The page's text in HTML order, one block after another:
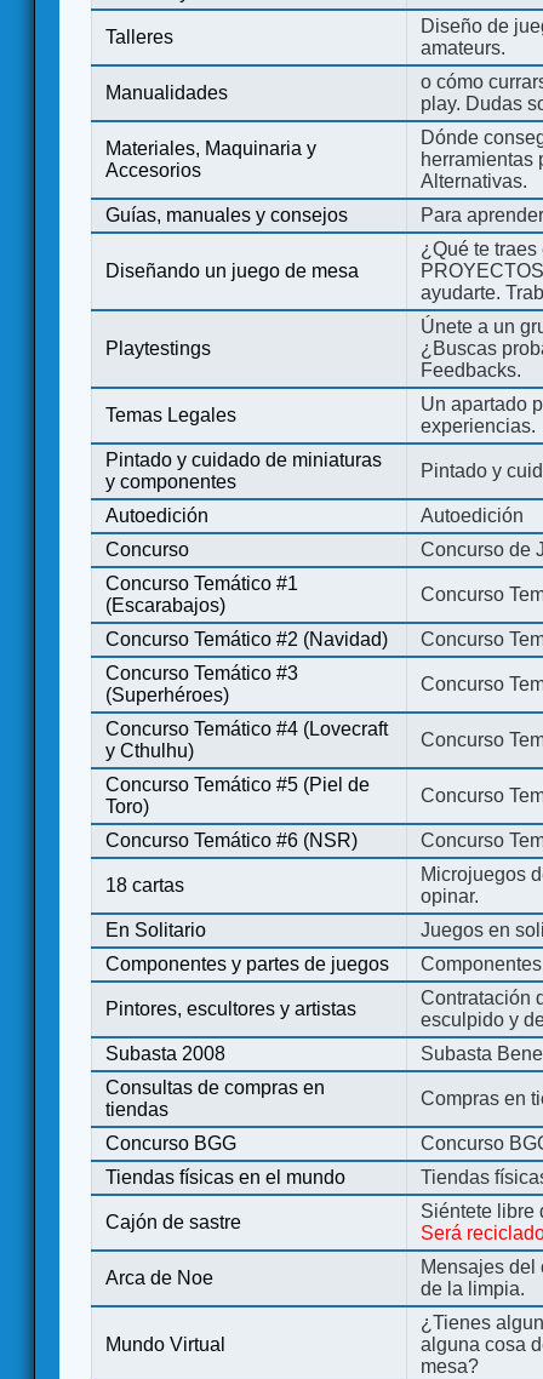
Talleres
Diseño de
amateurs.
Manualidades
o cómo
play. Dudas
Materiales, Maquinaria y
Accesorios
Dónde
herramientas
Alternativas.
Guías, manuales y consejos
Para
Diseñando un juego de mesa
¿Qué te
ayudarte.
Playtestings
Únete a un
¿Buscas
Feedbacks.
Temas Legales
Un apartado
experiencias.
Pintado y cuidado de miniaturas
y componentes
Pintado y
Autoedición
Autoedición
Concurso
Concurso de
Concurso Temático #1
(Escarabajos)
Concurso
Concurso Temático #2 (Navidad)
Concurso
Concurso Temático #3
(Superhéroes)
Concurso
Concurso Temático #4 (Lovecraft
y Cthulhu)
Concurso
Concurso Temático #5 (Piel de
Toro)
Concurso
Concurso Temático #6 (NSR) Concurso
18 cartas
Microjuegos
opinar.
En Solitario
Juegos en
Componentes y partes de juegos
Pintores, escultores y artistas
Contratación
esculpido y
Subasta 2008
Subasta
Consultas de compras en
tiendas
Compras en
Concurso BGG
Concurso
Tiendas físicas en el mundo
Tiendas
Cajón de sastre
Siéntete libre
Será
Arca de Noe
Mensajes del
de la limpia.
Mundo Virtual
¿Tienes
alguna cosa
mesa?